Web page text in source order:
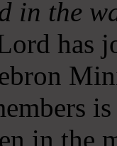
in the
has
in